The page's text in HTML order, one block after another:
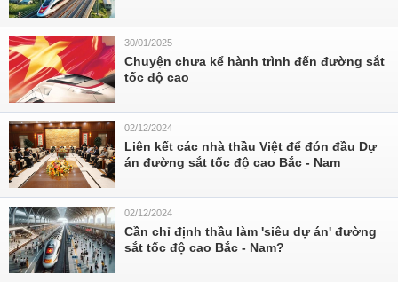
30/01/2025
Chuyện chưa kể hành trình đến đường sắt
tốc độ cao
02/12/2024
Liên kết các nhà thầu Việt để đón đầu Dự
án đường sắt tốc độ cao Bắc - Nam
02/12/2024
Cần chỉ định thầu làm 'siêu dự án' đường
sắt tốc độ cao Bắc - Nam?